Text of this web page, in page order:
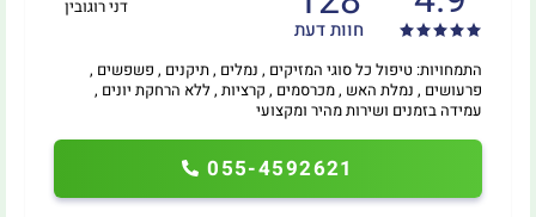
דני רוגובין
חוות דעת
055-4592621
התמחויות: טיפול כל סוגי המזיקים , נמלים , תיקנים , פשפשים ,
פרעושים , נמלת האש , מכרסמים , קרציות , ללא הרחקת יונים ,
עמידה בזמנים ושירות מהיר ומקצועי